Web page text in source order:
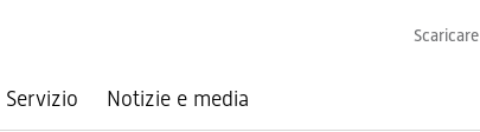
Servizio Notizie e media
Scaricare